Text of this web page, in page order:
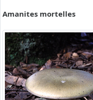
Amanites mortelles